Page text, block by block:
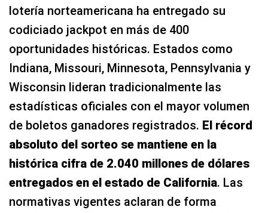
lotería norteamericana ha entregado su
codiciado jackpot en más de 400
oportunidades históricas. Estados como
Indiana, Missouri, Minnesota, Pennsylvania y
Wisconsin lideran tradicionalmente las
estadísticas oficiales con el mayor volumen
de boletos ganadores registrados. El récord
absoluto del sorteo se mantiene en la
histórica cifra de 2.040 millones de dólares
entregados en el estado de California. Las
normativas vigentes aclaran de forma